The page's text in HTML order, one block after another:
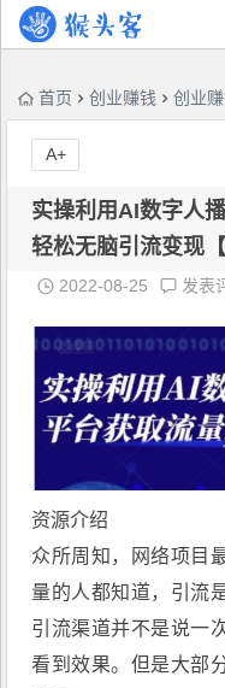
首页 创业赚钱 创业
实操利用AI数字人
轻松无脑引流变现
2022-08-25 发表
资源介绍
众所周知，网络项目
量的人都知道，引流
引流渠道并不是说一
看到效果。但是大部
A+